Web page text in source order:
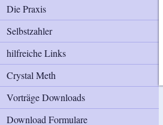
Die Praxis
Selbstzahler
hilfreiche Links
Crystal Meth
Vorträge Downloads
Download Formulare